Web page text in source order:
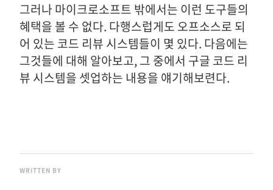
그러나 마이크로소프트 밖에서는 이런 도구들의
혜택을 볼 수 없다. 다행스럽게도 오프소스로 되
어 있는 코드 리뷰 시스템들이 몇 있다. 다음에는
그것들에 대해 알아보고, 그 중에서 구글 코드 리
뷰 시스템을 셋업하는 내용을 얘기해보련다.
WRITTEN BY